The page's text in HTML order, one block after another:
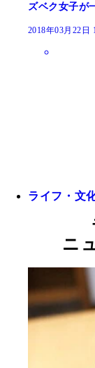
ズベク女子が
2018年03月22日
ライフ・文
ニ